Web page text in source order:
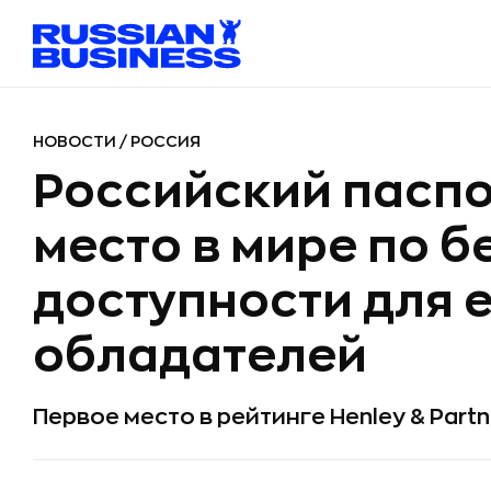
НОВОСТИ / РОССИЯ
Российский
место в мире по
доступности для
обладателей
Первое место в рейтинге Henley &